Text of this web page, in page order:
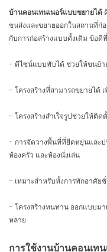
บ้านคอนเทนเนอร์แบบขยายได้
ขนส่งและขยายออกในสถานที่ก่
กับการก่อสร้างแบบดั้งเดิม ข้อ
- ดีไซน์แบบพับได้ ช่วยให้ขนย้า
- โครงสร้างที่สามารถขยายได้
- โครงสร้างสำเร็จรูปช่วยให้ติด
- การจัดวางพื้นที่ที่ยืดหยุ่นและป
ห้องครัว และห้องนั่งเล่น
- เหมาะสำหรับทั้งการพักอาศัย
- โครงสร้างทนทาน ออกแบบม
หลาย
การใช้งานบ้านคอนเท